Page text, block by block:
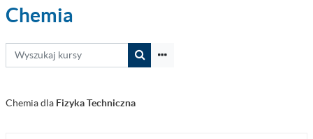
Chemia
Wyszukaj kursy
Wyszukaj kursy
Chemia dla Fizyka Techniczna